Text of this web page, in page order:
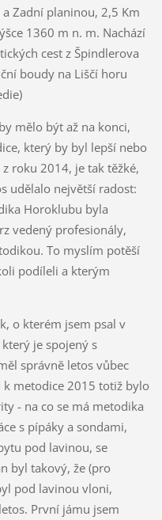
Zadní planinou, 2,5 Km
1360 m n. m. Nachází
cest z Špindlerova
boudy na Liščí horu
mělo být až na konci,
který by byl lepší nebo
roku 2014, je tak těžké,
udělalo největší radost:
Horoklubu byla
vedený profesionály,
To myslím potěší
podíleli a kterým
o kterém jsem psal v
je spojený s
správně letos vůbec
k metodice 2015 totiž bylo
- na co se má metodika
s pípáky a sondami,
pod lavinou, se
byl takový, že (pro
pod lavinou vloni,
První jámu jsem